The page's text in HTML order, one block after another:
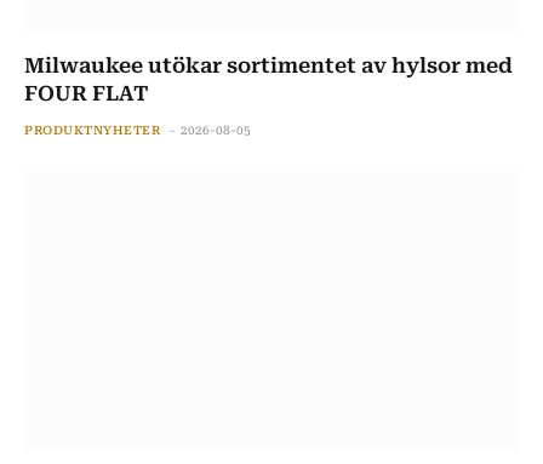
Milwaukee utökar sortimentet av hylsor med
FOUR FLAT
PRODUKTNYHETER 2026-08-05